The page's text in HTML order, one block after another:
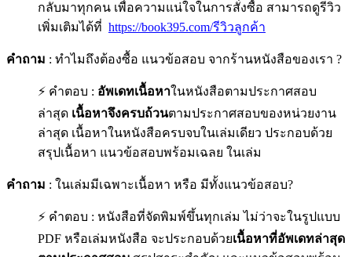
กลับมาทุกคน เพื่อความแน่ใจในการสั่งซื้อ สามารถดูรีวิว
เพิ่มเติมได้ที่ https://book395.com/รีวิวลูกค้า
คำถาม : ทำไมถึงต้องซื้อ แนวข้อสอบ จากร้านหนังสือของเรา ?
⚡ คำตอบ : อัพเดทเนื้อหาในหนังสือตามประกาศสอบ
ล่าสุด เนื้อหาจึงครบถ้วนตามประกาศสอบของหน่วยงาน
ล่าสุด เนื้อหาในหนังสือครบจบในเล่มเดียว ประกอบด้วย
สรุปเนื้อหา แนวข้อสอบพร้อมเฉลย ในเล่ม
คำถาม : ในเล่มมีเฉพาะเนื้อหา หรือ มีทั้งแนวข้อสอบ?
⚡ คำตอบ : หนังสือที่จัดพิมพ์ขึ้นทุกเล่ม ไม่ว่าจะในรูปแบบ
PDF หรือเล่มหนังสือ จะประกอบด้วยเนื้อหาที่อัพเดทล่าสุด